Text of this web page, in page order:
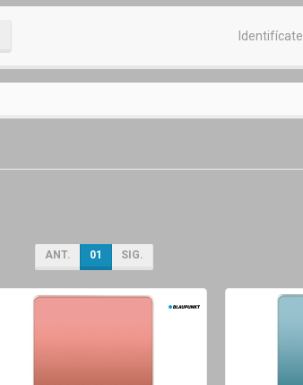
Identifícate
ANT. 01 SIG.